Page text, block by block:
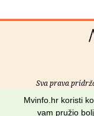
Sva prava
Mvinfo.hr koristi
vam pružio